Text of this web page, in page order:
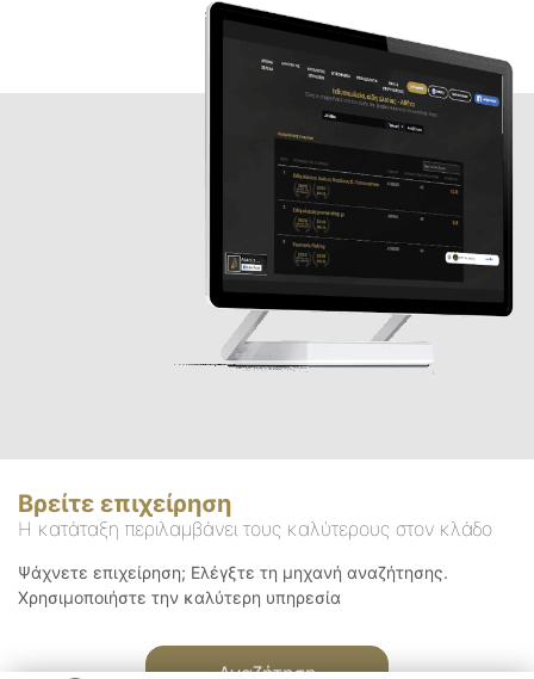
Βρείτε επιχείρηση
Η κατάταξη περιλαμβάνει τους καλύτερους στον κλάδο
Ψάχνετε επιχείρηση; Ελέγξτε τη μηχανή αναζήτησης.
Χρησιμοποιήστε την καλύτερη υπηρεσία
Αναζήτηση